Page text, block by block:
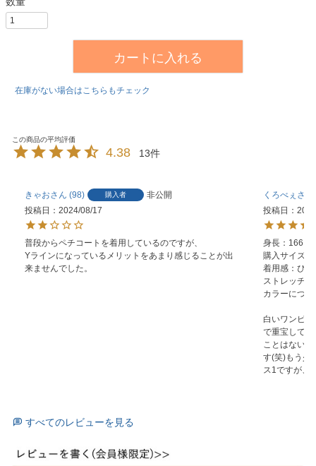
カートに入れる
在庫がない場合はこちらもチェック
4.38 13
きゃお 98 購入者
非公開
投稿日
2024/08/17
普段からペチコートを着用しているのですが、
Yラインになっているメリットをあまり感じることが出
来ませんでした。
くろべぇ
投稿日
身長：166
購入サイズ
着用感：ぴっ
ストレッチ感
カラーにつ
白いワンピ
で重宝して
ことはない
す(笑)もう少
ス1ですが、
すべてのレビューを見る